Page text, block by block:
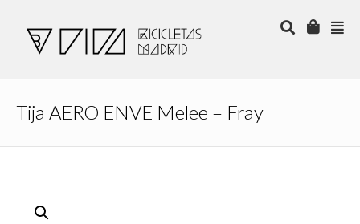
Tija AERO ENVE Melee – Fray